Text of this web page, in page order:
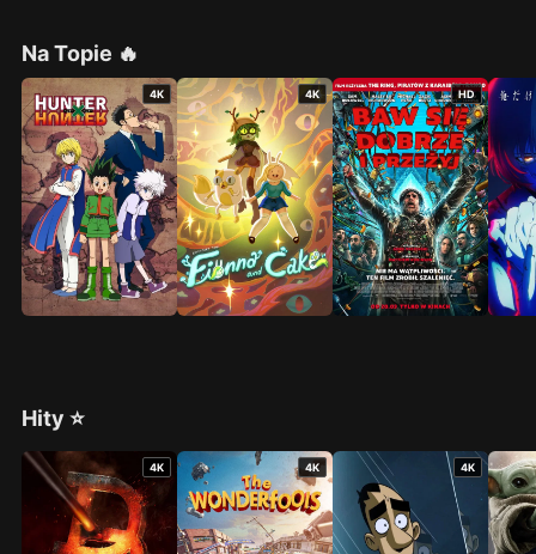
Na Topie 🔥
4K 4K HD
Hity ⭐
4K 4K 4K